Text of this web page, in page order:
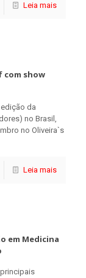
Leia mais
com show
da
no Brasil,
no Oliveira`s
Leia mais
em Medicina